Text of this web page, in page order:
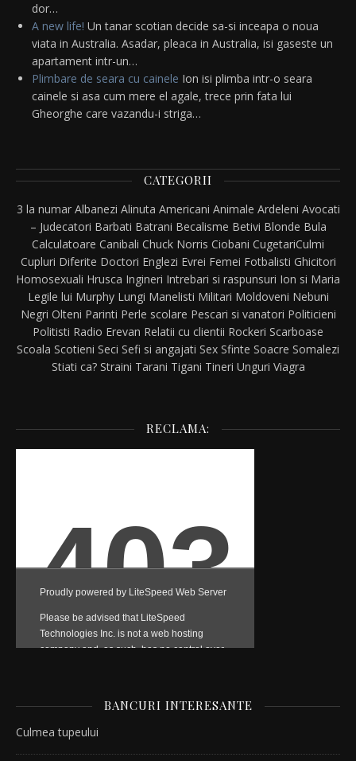
dor…
A new life! Un tanar scotian decide sa-si inceapa o noua
viata in Australia. Asadar, pleaca in Australia, isi gaseste un
apartament intr-un…
Plimbare de seara cu cainele Ion isi plimba intr-o seara
cainele si asa cum mere el agale, trece prin fata lui
Gheorghe care vazandu-i striga…
CATEGORII
3 la numar Albanezi Alinuta Americani Animale Ardeleni Avocati
– Judecatori Barbati Batrani Becalisme Betivi Blonde Bula
Calculatoare Canibali Chuck Norris Ciobani CugetariCulmi
Cupluri Diferite Doctori Englezi Evrei Femei Fotbalisti Ghicitori
Homosexuali Hrusca Ingineri Intrebari si raspunsuri Ion si Maria
Legile lui Murphy Lungi Manelisti Militari Moldoveni Nebuni
Negri Olteni Parinti Perle scolare Pescari si vanatori Politicieni
Politisti Radio Erevan Relatii cu clientii Rockeri Scarboase
Scoala Scotieni Seci Sefi si angajati Sex Sfinte Soacre Somalezi
Stiati ca? Straini Tarani Tigani Tineri Unguri Viagra
RECLAMA:
BANCURI INTERESANTE
Culmea tupeului